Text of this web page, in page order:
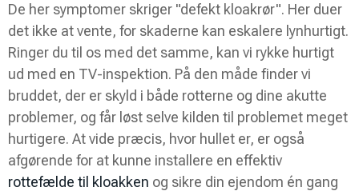
De her symptomer skriger "defekt kloakrør". Her duer
det ikke at vente, for skaderne kan eskalere lynhurtigt.
Ringer du til os med det samme, kan vi rykke hurtigt
ud med en TV-inspektion. På den måde finder vi
bruddet, der er skyld i både rotterne og dine akutte
problemer, og får løst selve kilden til problemet meget
hurtigere. At vide præcis, hvor hullet er, er også
afgørende for at kunne installere en effektiv
rottefælde til kloakken og sikre din ejendom én gang